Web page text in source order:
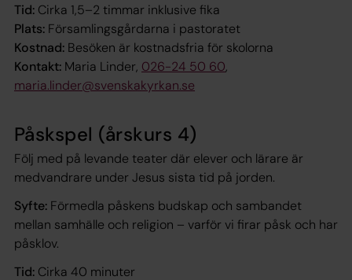
Tid: Cirka 1,5–2 timmar inklusive fika
Plats: Församlingsgårdarna i pastoratet
Kostnad: Besöken är kostnadsfria för skolorna
Kontakt: Maria Linder, 026-24 50 60,
maria.linder@svenskakyrkan.se
Påskspel (årskurs 4)
Följ med på levande teater där elever och lärare är
medvandrare under Jesus sista tid på jorden.
Syfte: Förmedla påskens budskap och sambandet
mellan samhälle och religion – varför vi firar påsk och har
påsklov.
Tid: Cirka 40 minuter